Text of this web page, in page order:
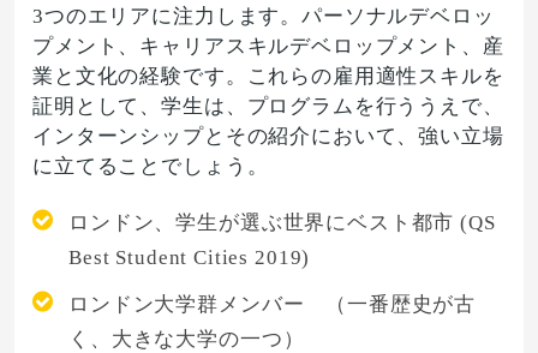
3つのエリアに注力します。パーソナルデベロッ
プメント、キャリアスキルデベロップメント、産
業と文化の経験です。これらの雇用適性スキルを
証明として、学生は、プログラムを行ううえで、
インターンシップとその紹介において、強い立場
に立てることでしょう。
ロンドン、学生が選ぶ世界にベスト都市 (QS
Best Student Cities 2019)
ロンドン大学群メンバー （一番歴史が古
く、大きな大学の一つ）